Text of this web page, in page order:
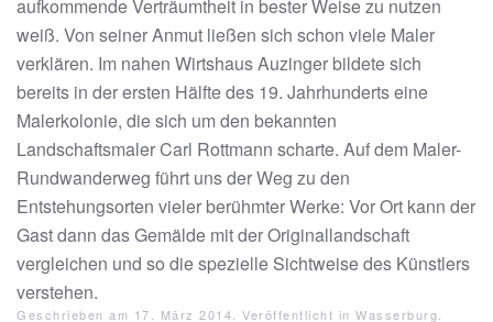
aufkommende Verträumtheit in bester Weise zu nutzen
weiß. Von seiner Anmut ließen sich schon viele Maler
verklären. Im nahen Wirtshaus Auzinger bildete sich
bereits in der ersten Hälfte des 19. Jahrhunderts eine
Malerkolonie, die sich um den bekannten
Landschaftsmaler Carl Rottmann scharte. Auf dem Maler-
Rundwanderweg führt uns der Weg zu den
Entstehungsorten vieler berühmter Werke: Vor Ort kann der
Gast dann das Gemälde mit der Originallandschaft
vergleichen und so die spezielle Sichtweise des Künstlers
verstehen.
Geschrieben am 17. März 2014 . Veröffentlicht in Wasserburg